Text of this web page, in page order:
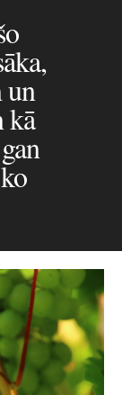
un
kā